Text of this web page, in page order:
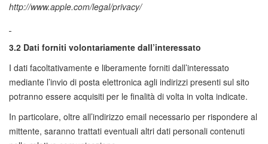
http://www.apple.com/legal/privacy/
3.2 Dati forniti volontariamente dall’interessato
I dati facoltativamente e liberamente forniti dall’interessato
mediante l’invio di posta elettronica agli indirizzi presenti sul sito
potranno essere acquisiti per le finalità di volta in volta indicate.
In particolare, oltre all’indirizzo email necessario per rispondere al
mittente, saranno trattati eventuali altri dati personali contenuti